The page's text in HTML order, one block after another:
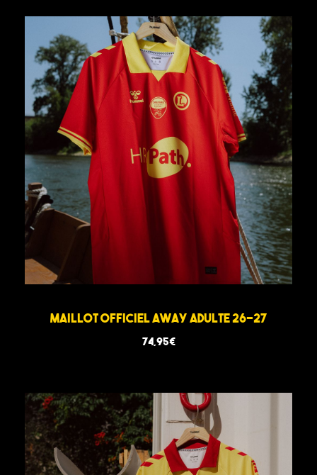
Maillot Officiel Away Adulte 26-27
74,95€